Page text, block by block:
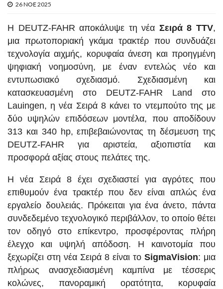
26 ΝΟΕ 2025
Η DEUTZ-FAHR αποκάλυψε τη νέα Σειρά 8 TTV,
μια πρωτοποριακή γκάμα τρακτέρ που συνδυάζει
τεχνολογία αιχμής, κορυφαία άνεση και προηγμένη
ψηφιακή νοημοσύνη, με έναν εντελώς νέο και
εντυπωσιακό σχεδιασμό. Σχεδιασμένη και
κατασκευασμένη στο DEUTZ-FAHR Land στο
Lauingen, η νέα Σειρά 8 κάνει το ντεμπούτο της με
δύο υψηλών επιδόσεων μοντέλα, που αποδίδουν
313 και 340 hp, επιβεβαιώνοντας τη δέσμευση της
DEUTZ-FAHR για αριστεία, αξιοπιστία και
προσφορά αξίας στους πελάτες της.
Η νέα Σειρά 8 έχει σχεδιαστεί για αγρότες που
επιθυμούν ένα τρακτέρ που δεν είναι απλώς ένα
εργαλείο δουλειάς. Πρόκειται για ένα άνετο, πάντα
συνδεδεμένο τεχνολογικό περιβάλλον, το οποίο θέτει
τον οδηγό στο επίκεντρο, προσφέροντας πλήρη
έλεγχο και υψηλή απόδοση. Η καινοτομία που
ξεχωρίζει στη νέα Σειρά 8 είναι το SigmaVision: μια
πλήρως ανασχεδιασμένη καμπίνα με τέσσερις
κολώνες, πανοραμική ορατότητα, κορυφαία